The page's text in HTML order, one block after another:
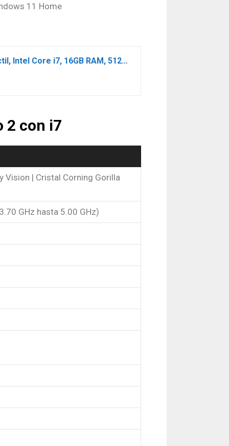
11 Home
Microsoft, Surface Laptop Studio 2, Ordenador Portátil, Platino, 14.4′, Pulgadas Táctil, Intel Core i7, 16GB RAM, 512GB SSD, NVIDIA GeForce RTX 4050 Ti, Windows 11 Home
2 con i7
Vision | Cristal Corning Gorilla
GHz hasta 5.00 GHz)